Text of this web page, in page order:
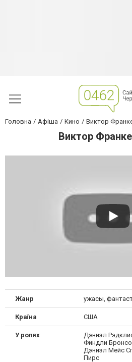
Головна Афіша Кино Виктор
Виктор
Жанр ужасы,
Країна США
У ролях
Дэниэл
Финдли
Дэниэл Мейс
Пирс